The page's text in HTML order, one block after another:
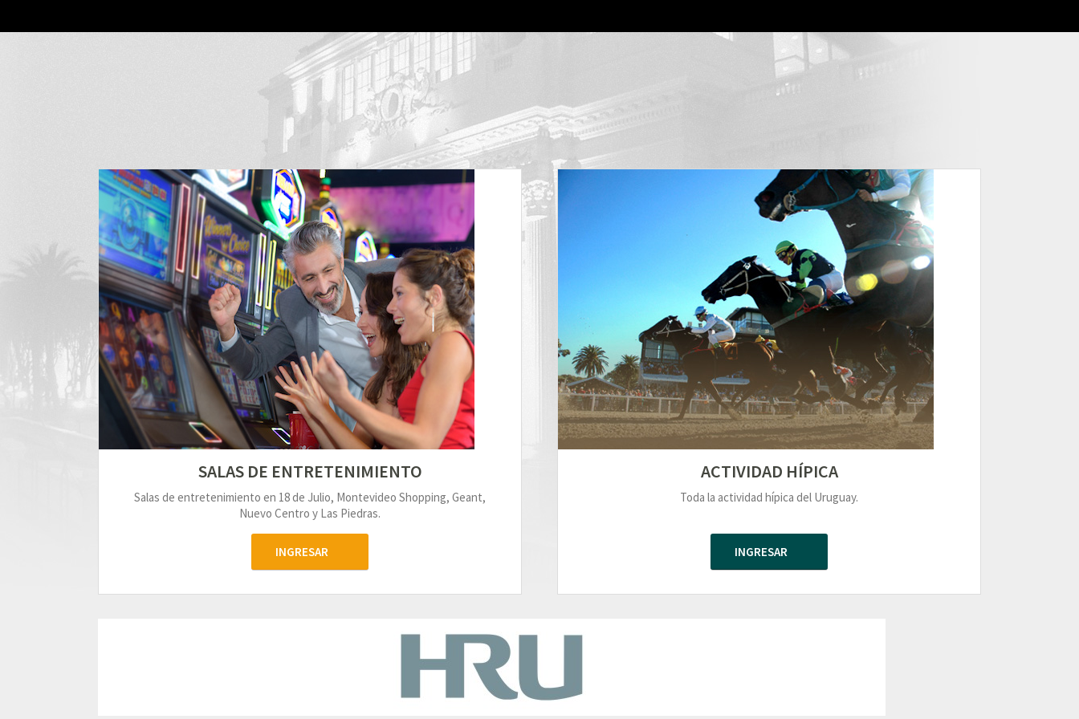
SALAS DE ENTRETENIMIENTO
Salas de entretenimiento en 18 de Julio, Montevideo Shopping, Geant,
Nuevo Centro y Las Piedras.
INGRESAR
ACTIVIDAD HÍPICA
Toda la actividad hípica del Uruguay.
INGRESAR